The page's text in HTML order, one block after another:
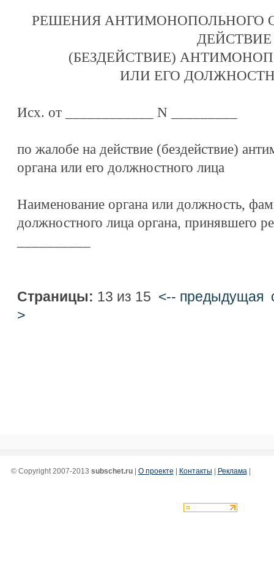
РЕШЕНИЯ АНТИМОНОПОЛЬНОГО
ДЕЙСТВИЕ
(БЕЗДЕЙСТВИЕ)
ИЛИ ЕГО
Исх. от ____________ N _________
по жалобе на действие (бездействие)
органа или его должностного лица
Наименование органа или должность,
должностного лица органа, принявшего
Страницы: 13 из 15 <-- предыдущая
>
© Copyright 2007-2013 subschet.ru| О проекте | Контакты | Реклама |